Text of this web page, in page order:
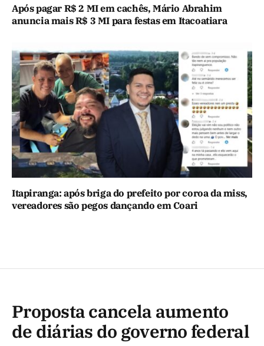
Após pagar R$ 2 MI em cachês, Mário Abrahim
anuncia mais R$ 3 MI para festas em Itacoatiara
Itapiranga: após briga do prefeito por coroa da miss,
vereadores são pegos dançando em Coari
Proposta cancela aumento
de diárias do governo federal